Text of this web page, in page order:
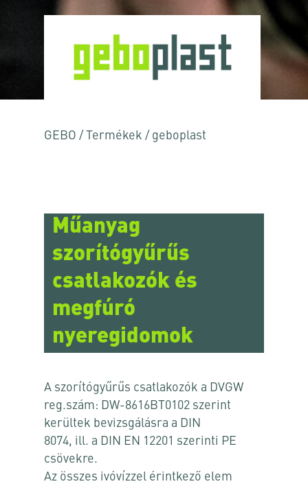
GEBO / Termékek / geboplast
Műanyag
szorítógyűrűs
csatlakozók és
megfúró
nyeregidomok
A szorítógyűrűs csatlakozók a DVGW
reg.szám: DW-8616BT0102 szerint
kerültek bevizsgálásra a DIN
8074, ill. a DIN EN 12201 szerinti PE
csövekre.
Az összes ivóvízzel érintkező elem